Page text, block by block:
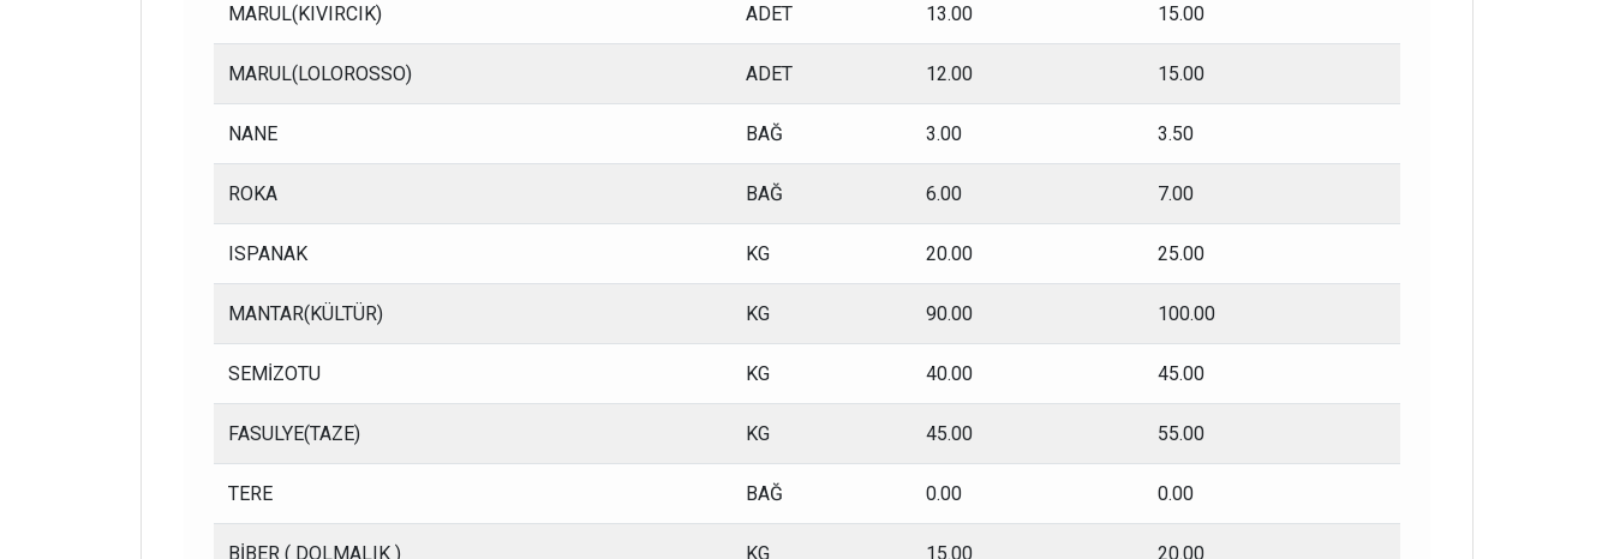
MARUL(KIVIRCIK) ADET 13.00 15.00
MARUL(LOLOROSSO) ADET 12.00 15.00
NANE BAĞ 3.00 3.50
ROKA BAĞ 6.00 7.00
ISPANAK KG 20.00 25.00
MANTAR(KÜLTÜR) KG 90.00 100.00
SEMİZOTU KG 40.00 45.00
FASULYE(TAZE) KG 45.00 55.00
TERE BAĞ 0.00 0.00
BİBER ( DOLMALIK ) KG 15.00 20.00